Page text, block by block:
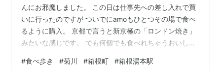
んにお邪魔しました。 この日は仕事先への差し入れで買
いに行ったのですが ついでにamoもひとつその場で食べ
るように購入。 京都で言うと新京極の「ロンドン焼き」
みたいな感じです。 でも何個でも食べれちゃうおいし
は箱根湯本駅の前にあります。 このまま出かける予定だ
#食べ歩き #菊川 #箱根町 #箱根湯本駅